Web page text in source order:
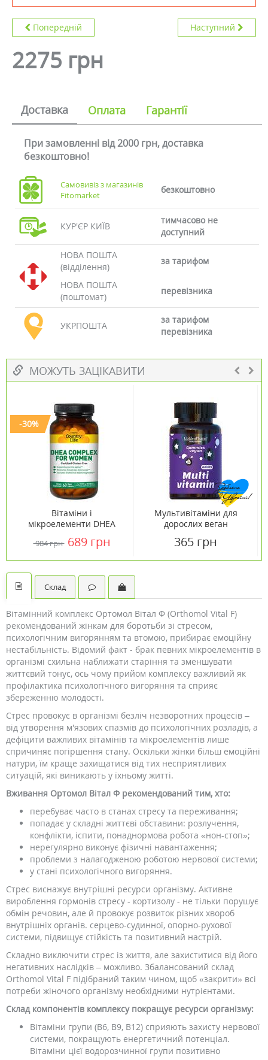
Попередній Наступний
2275 грн
Доставка Оплата Гарантії
При замовленні від 2000 грн, доставка
безкоштовно!
Самовивіз з магазинів
Fitomarket
безкоштовно
КУР'ЄР КИЇВ
тимчасово не
доступний
НОВА ПОШТА
(відділення)
за тарифом
НОВА ПОШТА
(поштомат)
перевізника
УКРПОШТА
за тарифом
перевізника
МОЖУТЬ ЗАЦІКАВИТИ
-30%
Вітаміни і
мікроелементи DHEA
Кантрі Лайф / Country
984 грн 689 грн
Мультивітаміни для
дорослих веган
365 грн
Склад
Вітамінний комплекс Ортомол Вітал Ф (Orthomol Vital F)
рекомендований жінкам для боротьби зі стресом,
психологічним вигорянням та втомою, прибирає емоційну
нестабільність. Відомий факт - брак певних мікроелементів в
організмі схильна наближати старіння та зменшувати
життєвий тонус, ось чому прийом комплексу важливий як
профілактика психологічного вигоряння та сприяє
збереженню молодості.
Стрес провокує в організмі безліч незворотних процесів –
від утворення м'язових спазмів до психологічних розладів, а
дефіцити важливих вітамінів та мікроелементів лише
спричиняє погіршення стану. Оскільки жінки більш емоційні
натури, їм краще захищатися від тих несприятливих
ситуацій, які виникають у їхньому житті.
Вживання Ортомол Вітал Ф рекомендований тим, хто:
перебуває часто в станах стресу та переживання;
попадає у складні життєві обставини: розлучення,
конфлікти, іспити, понаднормова робота «нон-стоп»;
нерегулярно виконує фізичні навантаження;
проблеми з налагодженою роботою нервової системи;
у стані психологічного вигоряння.
Стрес виснажує внутрішні ресурси організму. Активне
вироблення гормонів стресу - кортизолу - не тільки порушує
обмін речовин, але й провокує розвиток різних хвороб
внутрішніх органів. серцево-судинної, опорно-рухової
системи, підвищує стійкість та позитивний настрій.
Складно виключити стрес із життя, але захиститися від його
негативних наслідків – можливо. Збалансований склад
Orthomol Vital F підібраний таким чином, щоб «закрити» всі
потреби жіночого організму необхідними нутрієнтами.
Склад компонентів комплексу покращує ресурси організму:
Вітаміни групи (В6, В9, В12) сприяють захисту нервової
системи, покращують енергетичний потенціал.
Вітаміни цієї водорозчинної групи позитивно